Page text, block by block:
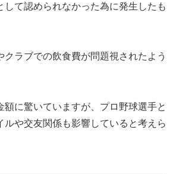
して認められなかった為に発生したも
クラブでの飲食費が問題視されたよう
額に驚いていますが、プロ野球選手と
ルや交友関係も影響していると考えら